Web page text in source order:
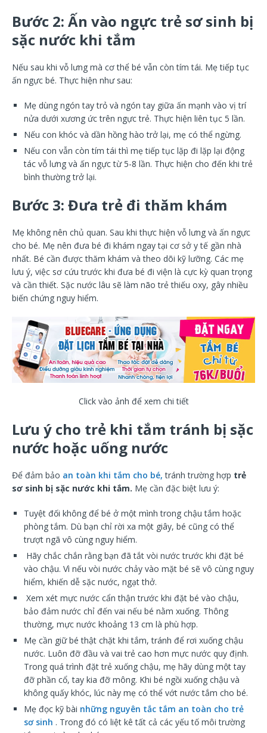
Bước 2: Ấn vào ngực trẻ sơ sinh bị
sặc nước khi tắm
Nếu sau khi vỗ lưng mà cơ thể bé vẫn còn tím tái. Mẹ tiếp tục
ấn ngực bé. Thực hiện như sau:
Mẹ dùng ngón tay trỏ và ngón tay giữa ấn mạnh vào vị trí
nửa dưới xương ức trên ngực trẻ. Thực hiện liên tục 5 lần.
Nếu con khóc và dần hồng hào trở lại, mẹ có thể ngừng.
Nếu con vẫn còn tím tái thì mẹ tiếp tục lặp đi lặp lại động
tác vỗ lưng và ấn ngực từ 5-8 lần. Thực hiện cho đến khi trẻ
bình thường trở lại.
Bước 3: Đưa trẻ đi thăm khám
Mẹ không nên chủ quan. Sau khi thực hiện vỗ lưng và ấn ngực
cho bé. Mẹ nên đưa bé đi khám ngay tại cơ sở y tế gần nhà
nhất. Bé cần được thăm khám và theo dõi kỹ lưỡng. Các mẹ
lưu ý, việc sơ cứu trước khi đưa bé đi viện là cực kỳ quan trọng
và cần thiết. Sặc nước lâu sẽ làm não trẻ thiếu oxy, gây nhiều
biến chứng nguy hiểm.
Click vào ảnh để xem chi tiết
Lưu ý cho trẻ khi tắm tránh bị sặc
nước hoặc uống nước
Để đảm bảo an toàn khi tắm cho bé, tránh trường hợp trẻ
sơ sinh bị sặc nước khi tắm. Mẹ cần đặc biệt lưu ý:
Tuyệt đối không để bé ở một mình trong chậu tắm hoặc
phòng tắm. Dù bạn chỉ rời xa một giây, bé cũng có thể
trượt ngã vô cùng nguy hiểm.
Hãy chắc chắn rằng bạn đã tắt vòi nước trước khi đặt bé
vào chậu. Vì nếu vòi nước chảy vào mặt bé sẽ vô cùng nguy
hiểm, khiến dễ sặc nước, ngạt thở.
Xem xét mực nước cẩn thận trước khi đặt bé vào chậu,
bảo đảm nước chỉ đến vai nếu bé nằm xuống. Thông
thường, mực nước khoảng 13 cm là phù hợp.
Mẹ cần giữ bé thật chặt khi tắm, tránh để rơi xuống chậu
nước. Luôn đỡ đầu và vai trẻ cao hơn mực nước quy định.
Trong quá trình đặt trẻ xuống chậu, mẹ hãy dùng một tay
đỡ phần cổ, tay kia đỡ mông. Khi bé ngồi xuống chậu và
không quấy khóc, lúc này mẹ có thể vớt nước tắm cho bé.
Mẹ đọc kỹ bài những nguyên tắc tắm an toàn cho trẻ
sơ sinh . Trong đó có liệt kê tất cả các yếu tố môi trường